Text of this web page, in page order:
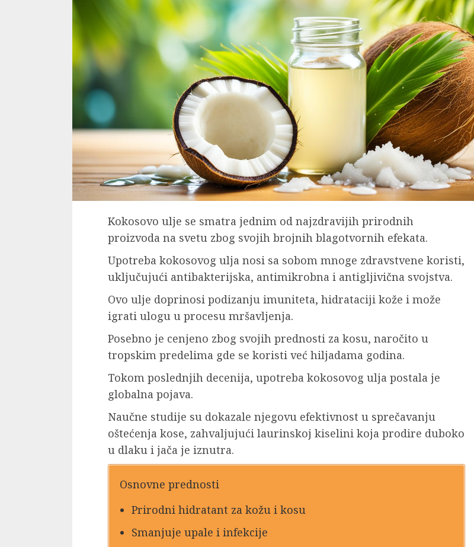
Kokosovo ulje se smatra jednim od najzdravijih prirodnih
proizvoda na svetu zbog svojih brojnih blagotvornih efekata.
Upotreba kokosovog ulja nosi sa sobom mnoge zdravstvene koristi,
uključujući antibakterijska, antimikrobna i antigljivična svojstva.
Ovo ulje doprinosi podizanju imuniteta, hidrataciji kože i može
igrati ulogu u procesu mršavljenja.
Posebno je cenjeno zbog svojih prednosti za kosu, naročito u
tropskim predelima gde se koristi već hiljadama godina.
Tokom poslednjih decenija, upotreba kokosovog ulja postala je
globalna pojava.
Naučne studije su dokazale njegovu efektivnost u sprečavanju
oštećenja kose, zahvaljujući laurinskoj kiselini koja prodire duboko
u dlaku i jača je iznutra.
Osnovne prednosti
Prirodni hidratant za kožu i kosu
Smanjuje upale i infekcije